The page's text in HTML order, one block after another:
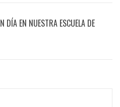
DÍA EN NUESTRA ESCUELA DE